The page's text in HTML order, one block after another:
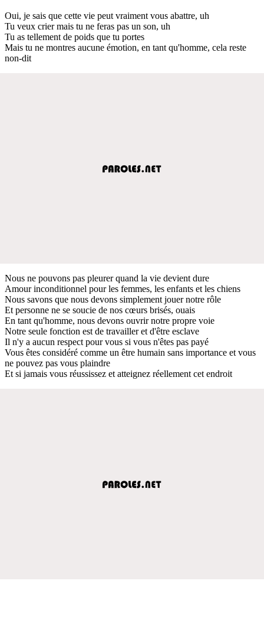
Oui, je sais que cette vie peut vraiment vous abattre, uh
Tu veux crier mais tu ne feras pas un son, uh
Tu as tellement de poids que tu portes
Mais tu ne montres aucune émotion, en tant qu'homme, cela reste
non-dit
Nous ne pouvons pas pleurer quand la vie devient dure
Amour inconditionnel pour les femmes, les enfants et les chiens
Nous savons que nous devons simplement jouer notre rôle
Et personne ne se soucie de nos cœurs brisés, ouais
En tant qu'homme, nous devons ouvrir notre propre voie
Notre seule fonction est de travailler et d'être esclave
Il n'y a aucun respect pour vous si vous n'êtes pas payé
Vous êtes considéré comme un être humain sans importance et vous
ne pouvez pas vous plaindre
Et si jamais vous réussissez et atteignez réellement cet endroit